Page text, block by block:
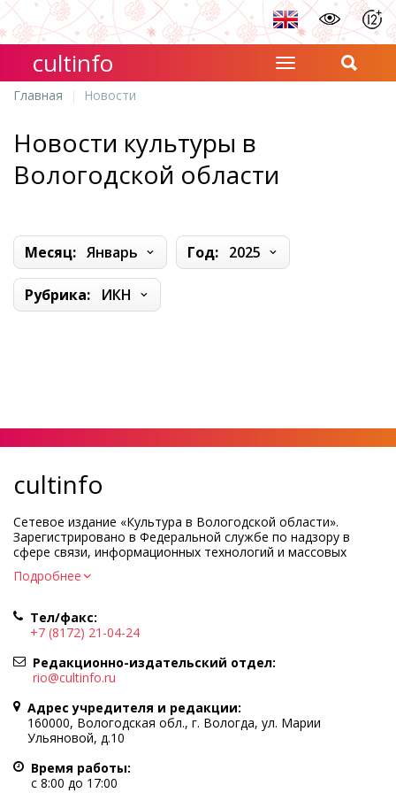
cultinfo
Главная Новости
Новости культуры в
Вологодской области
Месяц: Январь Год: 2025
Рубрика: ИКН
cultinfo
Сетевое издание «Культура в Вологодской области».
Зарегистрировано в Федеральной службе по надзору в
сфере связи, информационных технологий и массовых
коммуникаций.
Регистрационный номер и дата принятия решения о
Учредитель КУ ВО «Информационно-аналитический центр
культуры»
Адрес учредителя и редакции: 160000, Вологодская обл., г.
Вологда, ул. Марии Ульяновой, д.10
Главный редактор — Легчанова Елена Григорьевна
Политика в отношении обработки персональных данных
При полном или частичном использовании информации
портала гиперссылка на cultinfo.ru обязательна.
Редакция не несет ответственности за достоверность
Подробнее
Тел/факс:
+7 (8172) 21-04-24
Редакционно-издательский отдел:
rio@cultinfo.ru
Адрес учредителя и редакции:
160000, Вологодская обл., г. Вологда, ул. Марии
Ульяновой, д.10
Время работы:
с 8:00 до 17:00